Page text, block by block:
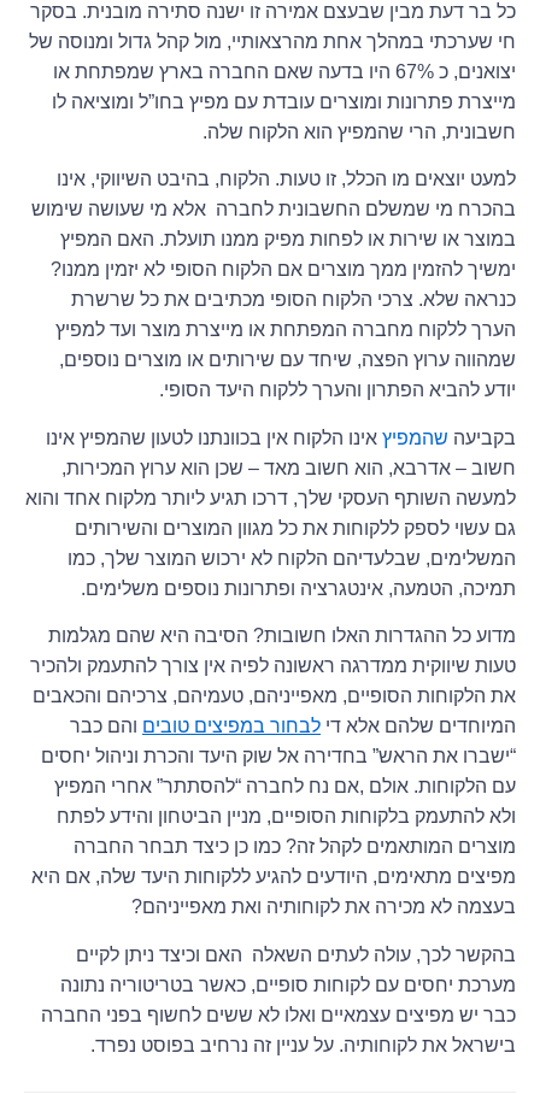
כל בר דעת מבין שבעצם אמירה זו ישנה סתירה מובנית. בסקר
חי שערכתי במהלך אחת מהרצאותיי, מול קהל גדול ומנוסה של
יצואנים, כ 67% היו בדעה שאם החברה בארץ שמפתחת או
מייצרת פתרונות ומוצרים עובדת עם מפיץ בחו”ל ומוציאה לו
חשבונית, הרי שהמפיץ הוא הלקוח שלה.
למעט יוצאים מו הכלל, זו טעות. הלקוח, בהיבט השיווקי, אינו
בהכרח מי שמשלם החשבונית לחברה אלא מי שעושה שימוש
במוצר או שירות או לפחות מפיק ממנו תועלת. האם המפיץ
ימשיך להזמין ממך מוצרים אם הלקוח הסופי לא יזמין ממנו?
כנראה שלא. צרכי הלקוח הסופי מכתיבים את כל שרשרת
הערך ללקוח מחברה המפתחת או מייצרת מוצר ועד למפיץ
שמהווה ערוץ הפצה, שיחד עם שירותים או מוצרים נוספים,
יודע להביא הפתרון והערך ללקוח היעד הסופי.
בקביעה שהמפיץ אינו הלקוח אין בכוונתנו לטעון שהמפיץ אינו
חשוב – אדרבא, הוא חשוב מאד – שכן הוא ערוץ המכירות,
למעשה השותף העסקי שלך, דרכו תגיע ליותר מלקוח אחד והוא
גם עשוי לספק ללקוחות את כל מגוון המוצרים והשירותים
המשלימים, שבלעדיהם הלקוח לא ירכוש המוצר שלך, כמו
תמיכה, הטמעה, אינטגרציה ופתרונות נוספים משלימים.
מדוע כל ההגדרות האלו חשובות? הסיבה היא שהם מגלמות
טעות שיווקית ממדרגה ראשונה לפיה אין צורך להתעמק ולהכיר
את הלקוחות הסופיים, מאפייניהם, טעמיהם, צרכיהם והכאבים
המיוחדים שלהם אלא די לבחור במפיצים טוביםוהם כבר
“ישברו את הראש” בחדירה אל שוק היעד והכרת וניהול יחסים
עם הלקוחות. אולם ,אם נח לחברה “להסתתר” אחרי המפיץ
ולא להתעמק בלקוחות הסופיים, מניין הביטחון והידע לפתח
מוצרים המותאמים לקהל זה? כמו כן כיצד תבחר החברה
מפיצים מתאימים, היודעים להגיע ללקוחות היעד שלה, אם היא
בעצמה לא מכירה את לקוחותיה ואת מאפייניהם?
בהקשר לכך, עולה לעתים השאלה האם וכיצד ניתן לקיים
מערכת יחסים עם לקוחות סופיים, כאשר בטריטוריה נתונה
כבר יש מפיצים עצמאיים ואלו לא ששים לחשוף בפני החברה
בישראל את לקוחותיה. על עניין זה נרחיב בפוסט נפרד.